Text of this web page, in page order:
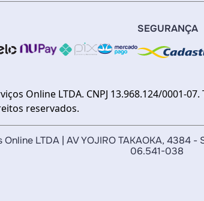
SEGURANÇA
Online LTDA. CNPJ 13.968.124/0001-07.
reservados.
LTDA | AV YOJIRO TAKAOKA, 4384 -
06.541-038